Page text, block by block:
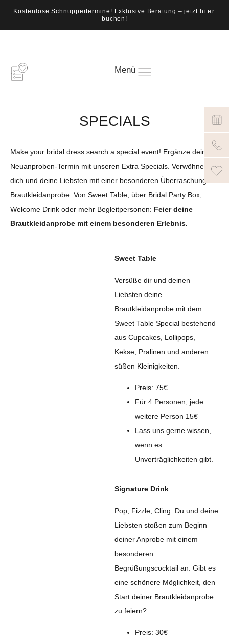
Kostenlose Schnuppertermine! Exklusive Beratung – jetzt hier
buchen!
Menü
SPECIALS
Make your bridal dress search a special event! Ergänze deinen
Neuanproben-Termin mit unseren Extra Specials. Verwöhne
dich und deine Liebsten mit einer besonderen Überraschung zur
Brautkleidanprobe. Von Sweet Table, über Bridal Party Box,
Welcome Drink oder mehr Begleitpersonen: Feier deine
Brautkleidanprobe mit einem besonderen Erlebnis.
Sweet Table
Versüße dir und deinen
Liebsten deine
Brautkleidanprobe mit dem
Sweet Table Special bestehend
aus Cupcakes, Lollipops,
Kekse, Pralinen und anderen
süßen Kleinigkeiten.
Preis: 75€
Für 4 Personen, jede
weitere Person 15€
Lass uns gerne wissen,
wenn es
Unverträglichkeiten gibt.
Signature Drink
Pop, Fizzle, Cling. Du und deine
Liebsten stoßen zum Beginn
deiner Anprobe mit einem
besonderen
Begrüßungscocktail an. Gibt es
eine schönere Möglichkeit, den
Start deiner Brautkleidanprobe
zu feiern?
Preis: 30€